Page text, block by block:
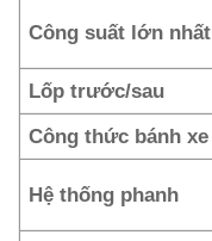
Công suất lớn nhất
Lốp trước/sau
Công thức bánh xe
Hệ thống phanh